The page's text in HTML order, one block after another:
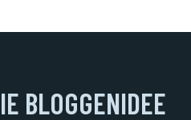
BLOGGENIDEE